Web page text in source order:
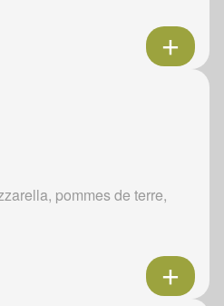
pommes de terre,